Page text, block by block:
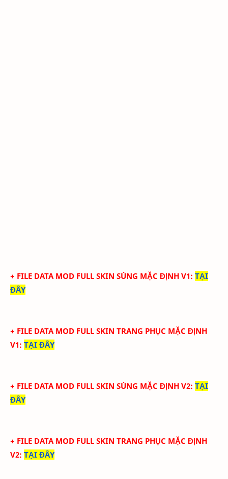
+ FILE DATA MOD FULL SKIN SÚNG MẶC ĐỊNH V1: TẠI
ĐÂY
+ FILE DATA MOD FULL SKIN TRANG PHỤC MẶC ĐỊNH
V1: TẠI ĐÂY
+ FILE DATA MOD FULL SKIN SÚNG MẶC ĐỊNH V2: TẠI
ĐÂY
+ FILE DATA MOD FULL SKIN TRANG PHỤC MẶC ĐỊNH
V2: TẠI ĐÂY